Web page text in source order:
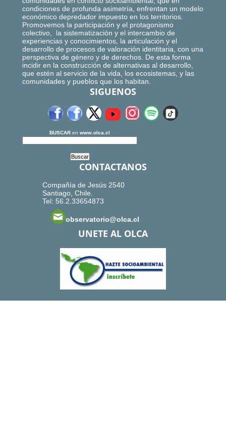
condiciones de profunda asimetría, enfrentan un modelo
económico depredador impuesto en los territorios.
Promovemos la participación y el protagonismo
colectivo, la sistematización y el intercambio de
experiencias y conocimientos, la articulación y el
desarrollo de procesos de valoración identitaria, con una
perspectiva de género y de derechos. De esta forma
incidir en la construcción de alternativas al desarrollo,
que estén al servicio de la vida, los ecosistemas, y las
comunidades y pueblos que los habitan.
SIGUENOS
BUSCAR en www.olca.cl
CONTACTANOS
Compañía de Jesús 2540
Santiago, Chile.
Tel: 56.2.33654873
observatorio@olca.cl
UNETE AL OLCA